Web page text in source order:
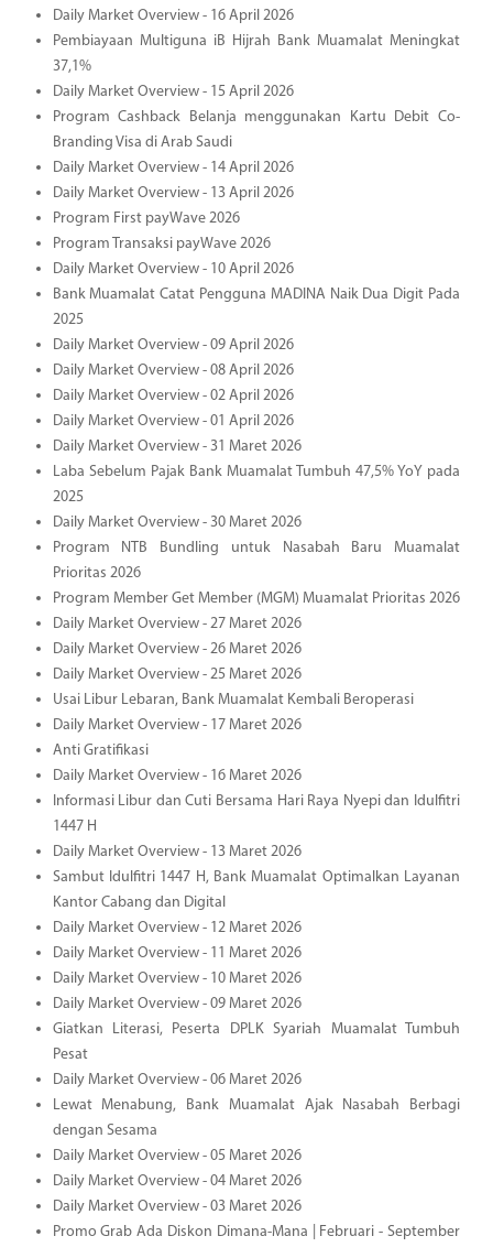
Daily Market Overview - 16 April 2026
Pembiayaan Multiguna iB Hijrah Bank Muamalat Meningkat
37,1%
Daily Market Overview - 15 April 2026
Program Cashback Belanja menggunakan Kartu Debit Co-
Branding Visa di Arab Saudi
Daily Market Overview - 14 April 2026
Daily Market Overview - 13 April 2026
Program First payWave 2026
Program Transaksi payWave 2026
Daily Market Overview - 10 April 2026
Bank Muamalat Catat Pengguna MADINA Naik Dua Digit Pada
2025
Daily Market Overview - 09 April 2026
Daily Market Overview - 08 April 2026
Daily Market Overview - 02 April 2026
Daily Market Overview - 01 April 2026
Daily Market Overview - 31 Maret 2026
Laba Sebelum Pajak Bank Muamalat Tumbuh 47,5% YoY pada
2025
Daily Market Overview - 30 Maret 2026
Program NTB Bundling untuk Nasabah Baru Muamalat
Prioritas 2026
Program Member Get Member (MGM) Muamalat Prioritas 2026
Daily Market Overview - 27 Maret 2026
Daily Market Overview - 26 Maret 2026
Daily Market Overview - 25 Maret 2026
Usai Libur Lebaran, Bank Muamalat Kembali Beroperasi
Daily Market Overview - 17 Maret 2026
Anti Gratifikasi
Daily Market Overview - 16 Maret 2026
Informasi Libur dan Cuti Bersama Hari Raya Nyepi dan Idulfitri
1447 H
Daily Market Overview - 13 Maret 2026
Sambut Idulfitri 1447 H, Bank Muamalat Optimalkan Layanan
Kantor Cabang dan Digital
Daily Market Overview - 12 Maret 2026
Daily Market Overview - 11 Maret 2026
Daily Market Overview - 10 Maret 2026
Daily Market Overview - 09 Maret 2026
Giatkan Literasi, Peserta DPLK Syariah Muamalat Tumbuh
Pesat
Daily Market Overview - 06 Maret 2026
Lewat Menabung, Bank Muamalat Ajak Nasabah Berbagi
dengan Sesama
Daily Market Overview - 05 Maret 2026
Daily Market Overview - 04 Maret 2026
Daily Market Overview - 03 Maret 2026
Promo Grab Ada Diskon Dimana-Mana | Februari - September